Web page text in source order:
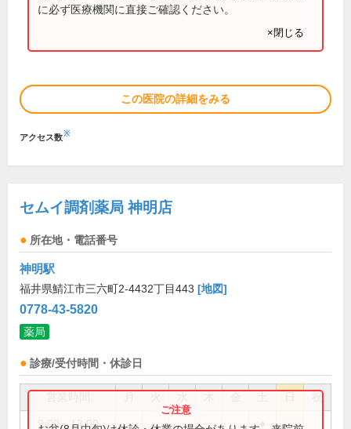
に必ず医療機関に直接ご確認ください。
×閉じる
この医院の詳細をみる
アクセス数※
セムイ調剤薬局 神明店
所在地・電話番号
神明駅
福井県鯖江市三六町2-4432丁目443 [地図]
0778-43-5820
薬局
診療/受付時間・休診日
祝
9:00～13:00